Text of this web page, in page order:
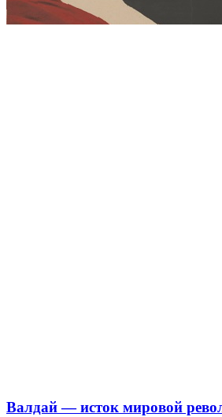
Валдай — исток мировой